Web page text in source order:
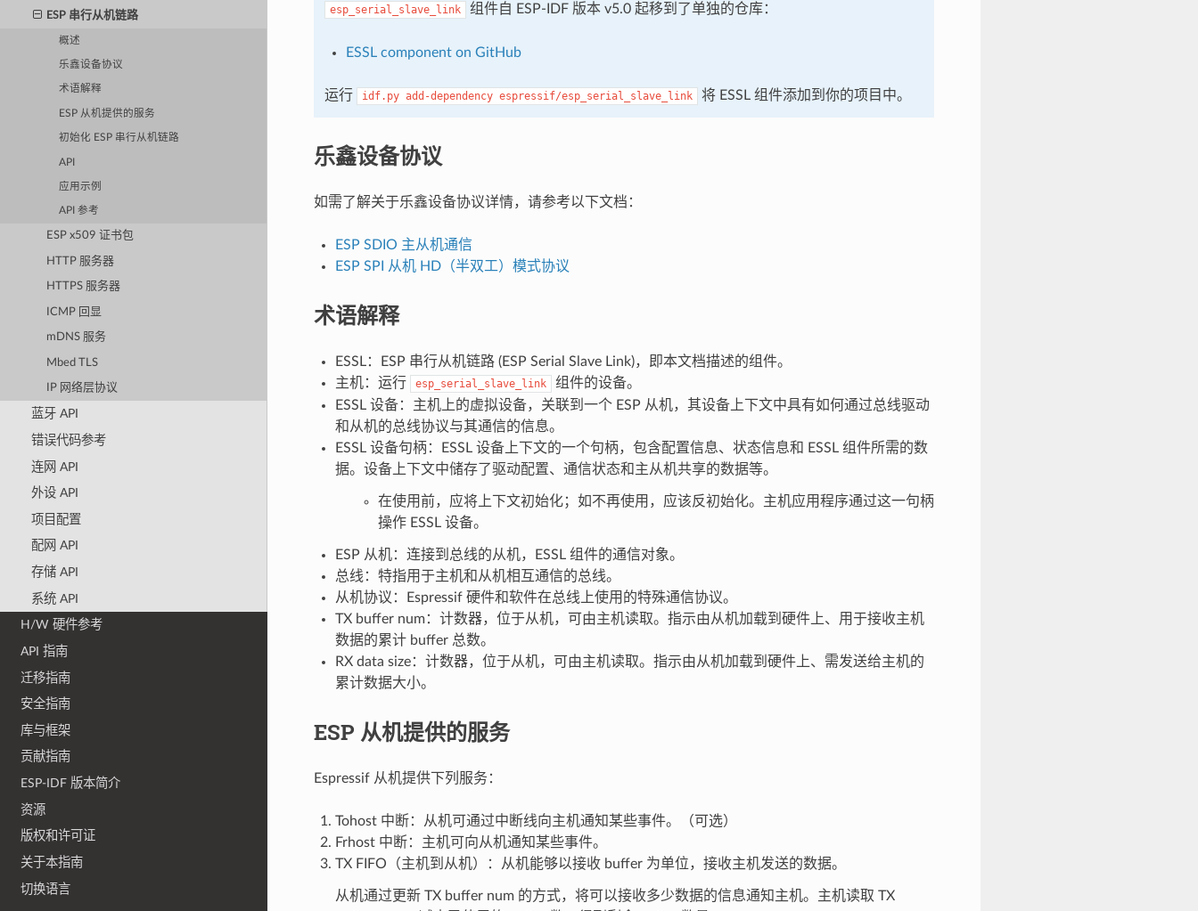
ESP 串行从机链路
概述
乐鑫设备协议
术语解释
ESP 从机提供的服务
初始化 ESP 串行从机链路
API
应用示例
API 参考
ESP x509 证书包
HTTP 服务器
HTTPS 服务器
ICMP 回显
mDNS 服务
Mbed TLS
IP 网络层协议
蓝牙 API
错误代码参考
连网 API
外设 API
项目配置
配网 API
存储 API
系统 API
H/W 硬件参考
API 指南
迁移指南
安全指南
库与框架
贡献指南
ESP-IDF 版本简介
资源
版权和许可证
关于本指南
切换语言
esp_serial_slave_link 组件自 ESP-IDF 版本 v5.0 起移到了单独的仓库：
ESSL component on GitHub
运行 idf.py add-dependency espressif/esp_serial_slave_link 将 ESSL 组件添加到你的项目中。
乐鑫设备协议
如需了解关于乐鑫设备协议详情，请参考以下文档：
ESP SDIO 主从机通信
ESP SPI 从机 HD（半双工）模式协议
术语解释
ESSL：ESP 串行从机链路 (ESP Serial Slave Link)，即本文档描述的组件。
主机：运行
esp_serial_slave_link
组件的设备。
ESSL 设备：主机上的虚拟设备，关联到一个 ESP 从机，其设备上下文中具有如何通过总线驱动
和从机的总线协议与其通信的信息。
ESSL 设备句柄：ESSL 设备上下文的一个句柄，包含配置信息、状态信息和 ESSL 组件所需的数
据。设备上下文中储存了驱动配置、通信状态和主从机共享的数据等。
在使用前，应将上下文初始化；如不再使用，应该反初始化。主机应用程序通过这一句柄
操作 ESSL 设备。
ESP 从机：连接到总线的从机，ESSL 组件的通信对象。
总线：特指用于主机和从机相互通信的总线。
从机协议：Espressif 硬件和软件在总线上使用的特殊通信协议。
TX buffer num：计数器，位于从机，可由主机读取。指示由从机加载到硬件上、用于接收主机
数据的累计 buffer 总数。
RX data size：计数器，位于从机，可由主机读取。指示由从机加载到硬件上、需发送给主机的
累计数据大小。
ESP 从机提供的服务
Espressif 从机提供下列服务：
Tohost 中断：从机可通过中断线向主机通知某些事件。（可选）
Frhost 中断：主机可向从机通知某些事件。
TX FIFO（主机到从机）：从机能够以接收 buffer 为单位，接收主机发送的数据。
从机通过更新 TX buffer num 的方式，将可以接收多少数据的信息通知主机。主机读取 TX